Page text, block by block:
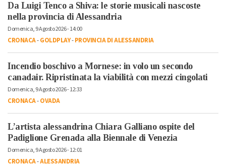
Da Luigi Tenco a Shiva: le storie musicali nascoste
nella provincia di Alessandria
Domenica, 9 Agosto 2026 - 14:00
CRONACA-GOLDPLAY-PROVINCIA DI ALESSANDRIA
Incendio boschivo a Mornese: in volo un secondo
canadair. Ripristinata la viabilità con mezzi cingolati
Domenica, 9 Agosto 2026 - 12:33
CRONACA-OVADA
L’artista alessandrina Chiara Galliano ospite del
Padiglione Grenada alla Biennale di Venezia
Domenica, 9 Agosto 2026 - 12:01
CRONACA-ALESSANDRIA